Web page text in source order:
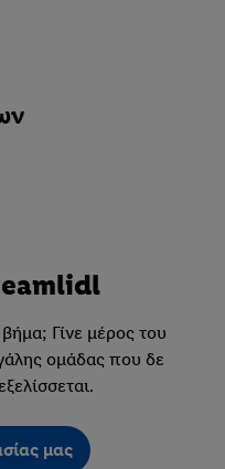
Γίνε μέρος του
ομάδας που δε
μας